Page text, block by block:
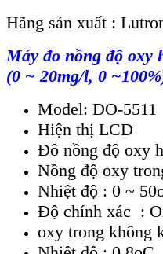
Hãng sản xuất :
Máy đo nồng độ oxy
(0 ~ 20mg/l, 0
Model: DO-5511
Hiện thị LCD
Đô nồng độ oxy
Nồng độ oxy
Nhiệt độ : 0 ~
Độ chính xác :
oxy trong không